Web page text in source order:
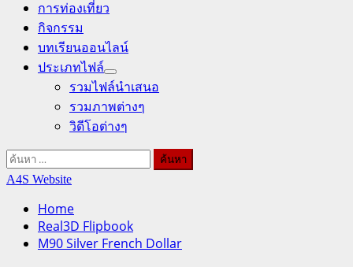
การท่องเที่ยว
กิจกรรม
บทเรียนออนไลน์
ประเภทไฟล์
รวมไฟล์นำเสนอ
รวมภาพต่างๆ
วิดีโอต่างๆ
ค้นหา
สำหรับ:
A4S Website
Home
Real3D Flipbook
M90 Silver French Dollar